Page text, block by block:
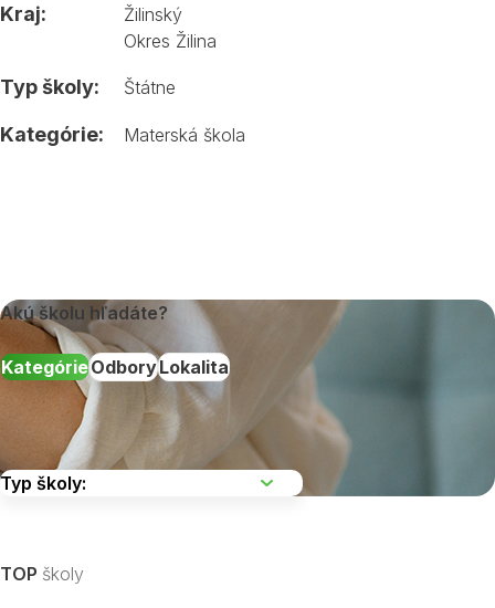
Kraj:
Žilinský
Okres Žilina
Typ školy: Štátne
Kategórie: Materská škola
Akú školu hľadáte?
KategórieOdboryLokalita
TOP školy